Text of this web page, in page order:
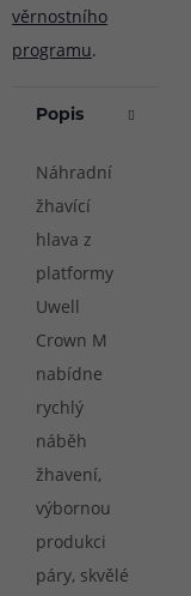
věrnostního
programu.
Popis
Náhradní
žhavící
hlava z
platformy
Uwell
Crown M
nabídne
rychlý
náběh
žhavení,
výbornou
produkci
páry, skvělé